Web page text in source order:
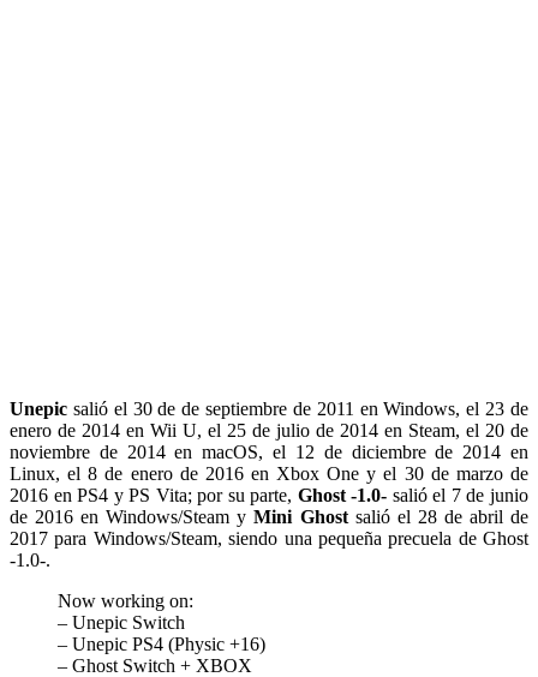
Unepic salió el 30 de de septiembre de 2011 en Windows, el 23 de
enero de 2014 en Wii U, el 25 de julio de 2014 en Steam, el 20 de
noviembre de 2014 en macOS, el 12 de diciembre de 2014 en
Linux, el 8 de enero de 2016 en Xbox One y el 30 de marzo de
2016 en PS4 y PS Vita; por su parte, Ghost -1.0- salió el 7 de junio
de 2016 en Windows/Steam yMini Ghostsalió el 28 de abril de
2017 para Windows/Steam, siendo una pequeña precuela de Ghost
-1.0-.
Now working on:
– Unepic Switch
– Unepic PS4 (Physic +16)
– Ghost Switch + XBOX